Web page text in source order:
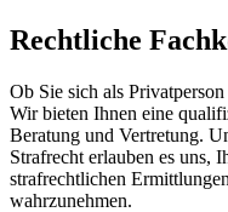
Rechtliche
Ob Sie sich als
Wir bieten Ihnen eine
Beratung und Vertretung.
Strafrecht erlauben es uns,
strafrechtlichen
wahrzunehmen.